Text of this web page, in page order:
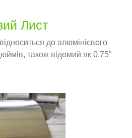
Лист
до алюмінієвого
також відомий як 0.75"